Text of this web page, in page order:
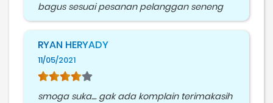
bagus sesuai pesanan pelanggan seneng
RYAN HERYADY
11/05/2021
smoga suka.... gak ada komplain terimakasih